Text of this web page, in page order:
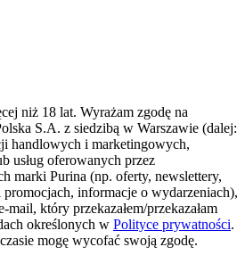
niż 18 lat. Wyrażam zgodę na
S.A. z siedzibą w Warszawie (dalej:
handlowych i marketingowych,
usług oferowanych przez
marki Purina (np. oferty, newslettery,
informacje o wydarzeniach),
mail, który przekazałem/przekazałam
określonych w Polityce prywatności.
mogę wycofać swoją zgodę.